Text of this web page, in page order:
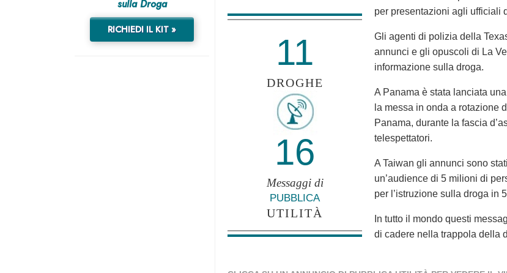
11
DROGHE
16
Messaggi di
PUBBLICA
UTILITÀ
per presentazioni agli ufficiali
Gli agenti di polizia della
annunci e gli opuscoli di La
informazione sulla droga.
A Panama è stata lanciata
la messa in onda a rotazione
Panama, durante la fascia
telespettatori.
A Taiwan gli annunci sono
un’audience di 5 milioni di
per l’istruzione sulla droga in
In tutto il mondo questi
di cadere nella trappola della
sulla Droga
RICHIEDI IL KIT »